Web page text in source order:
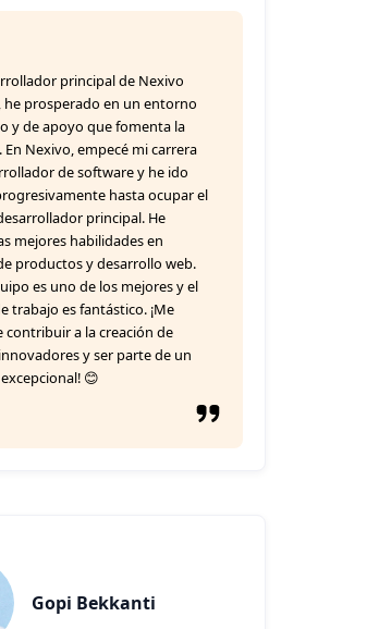
principal de Nexivo
he prosperado en un entorno
y de apoyo que fomenta la
Nexivo, empecé mi carrera
de software y he ido
hasta ocupar el
principal. He
mejores habilidades en
productos y desarrollo web.
es uno de los mejores y el
trabajo es fantástico. ¡Me
contribuir a la creación de
y ser parte de un
😊
Gopi Bekkanti